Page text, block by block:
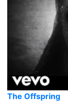
The Offspring